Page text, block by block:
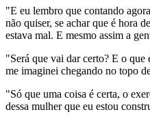
"E eu lembro que contando
não quiser, se achar que é hora
estava mal. E mesmo assim a
"Será que vai dar certo? E o que
me imaginei chegando no topo
"Só que uma coisa é certa, o
dessa mulher que eu estou